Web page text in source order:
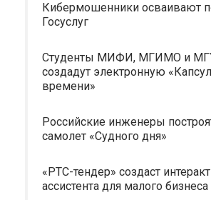
Кибермошенники осваивают
Госуслуг
Студенты МИФИ, МГИМО и
создадут электронную
времени»
Российские инженеры
самолет «Судного дня»
«РТС-тендер» создаст
ассистента для малого бизнеса